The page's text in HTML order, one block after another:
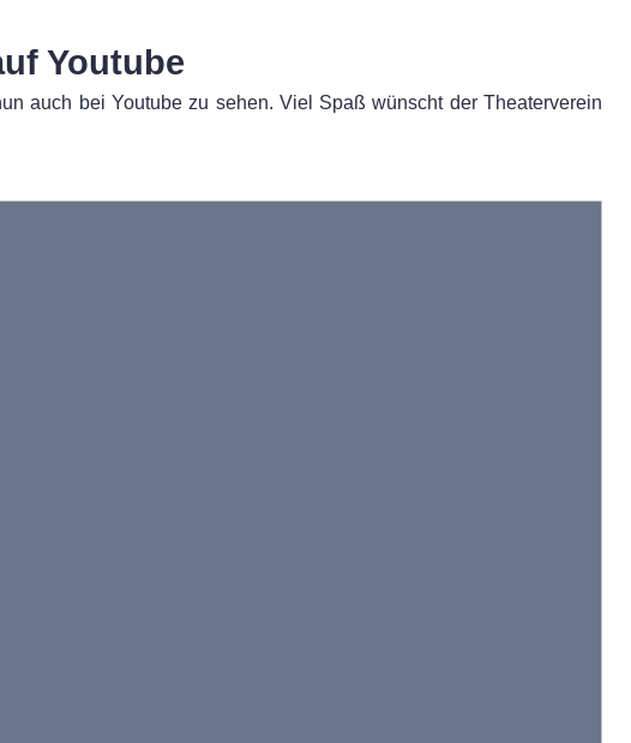
Youtube
auch bei Youtube zu sehen. Viel Spaß wünscht der Theaterverein